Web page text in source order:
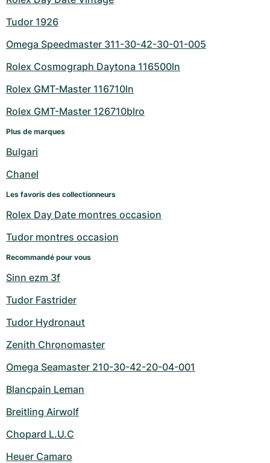
Tudor 1926
Omega Speedmaster 311-30-42-30-01-005
Rolex Cosmograph Daytona 116500ln
Rolex GMT-Master 116710ln
Rolex GMT-Master 126710blro
Plus de marques
Bulgari
Chanel
Les favoris des collectionneurs
Rolex Day Date montres occasion
Tudor montres occasion
Recommandé pour vous
Sinn ezm 3f
Tudor Fastrider
Tudor Hydronaut
Zenith Chronomaster
Omega Seamaster 210-30-42-20-04-001
Blancpain Leman
Breitling Airwolf
Chopard L.U.C
Heuer Camaro